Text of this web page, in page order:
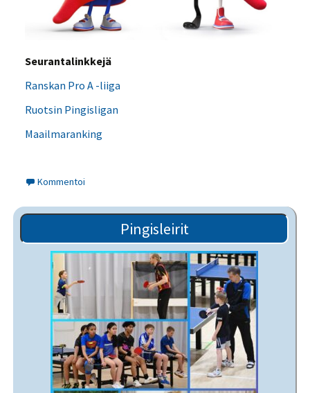
Seurantalinkkejä
Ranskan Pro A -liiga
Ruotsin Pingisligan
Maailmaranking
Kommentoi
Pingisleirit